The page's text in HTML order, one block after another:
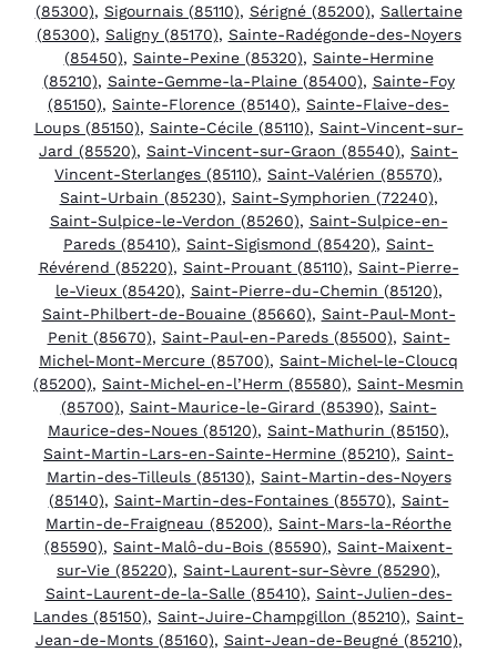
(85300), Sigournais (85110), Sérigné (85200), Sallertaine
(85300), Saligny (85170), Sainte-Radégonde-des-Noyers
(85450), Sainte-Pexine (85320), Sainte-Hermine
(85210), Sainte-Gemme-la-Plaine (85400), Sainte-Foy
(85150), Sainte-Florence (85140), Sainte-Flaive-des-
Loups (85150), Sainte-Cécile (85110), Saint-Vincent-sur-
Jard (85520), Saint-Vincent-sur-Graon (85540), Saint-
Vincent-Sterlanges (85110), Saint-Valérien (85570),
Saint-Urbain (85230), Saint-Symphorien (72240),
Saint-Sulpice-le-Verdon (85260), Saint-Sulpice-en-
Pareds (85410), Saint-Sigismond (85420), Saint-
Révérend (85220), Saint-Prouant (85110), Saint-Pierre-
le-Vieux (85420), Saint-Pierre-du-Chemin (85120),
Saint-Philbert-de-Bouaine (85660), Saint-Paul-Mont-
Penit (85670), Saint-Paul-en-Pareds (85500), Saint-
Michel-Mont-Mercure (85700), Saint-Michel-le-Cloucq
(85200), Saint-Michel-en-l’Herm (85580), Saint-Mesmin
(85700), Saint-Maurice-le-Girard (85390), Saint-
Maurice-des-Noues (85120), Saint-Mathurin (85150),
Saint-Martin-Lars-en-Sainte-Hermine (85210), Saint-
Martin-des-Tilleuls (85130), Saint-Martin-des-Noyers
(85140), Saint-Martin-des-Fontaines (85570), Saint-
Martin-de-Fraigneau (85200), Saint-Mars-la-Réorthe
(85590), Saint-Malô-du-Bois (85590), Saint-Maixent-
sur-Vie (85220), Saint-Laurent-sur-Sèvre (85290),
Saint-Laurent-de-la-Salle (85410), Saint-Julien-des-
Landes (85150), Saint-Juire-Champgillon (85210), Saint-
Jean-de-Monts (85160), Saint-Jean-de-Beugné (85210),